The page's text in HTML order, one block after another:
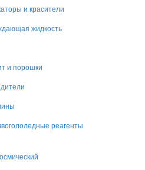
и красители
жидкость
и порошки
реагенты